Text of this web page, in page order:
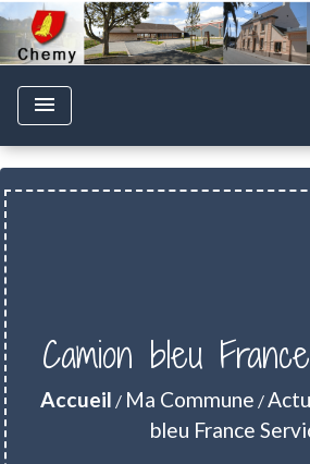
menu
Camion bleu
Accueil / Ma Commune /
bleu France